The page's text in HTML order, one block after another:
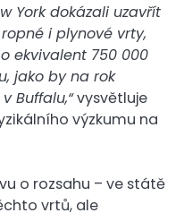
York dokázali uzavřít
i plynové vrty,
ekvivalent 750 000
jako by na rok
Buffalu,“vysvětluje
výzkumu na
o rozsahu – ve státě
vrtů, ale